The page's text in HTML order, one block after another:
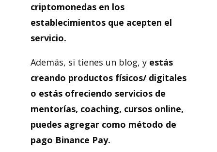
criptomonedas en los
establecimientos que acepten el
servicio.
Además, si tienes un blog, y estás
creando productos físicos/ digitales
o estás ofreciendo servicios de
mentorías, coaching, cursos online,
puedes agregar como método de
pago Binance Pay.